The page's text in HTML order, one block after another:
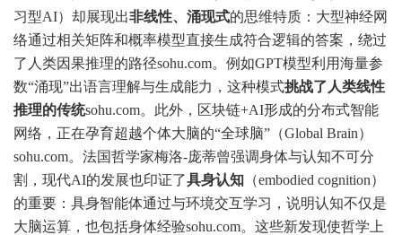
习型AI）却展现出非线性、涌现式的思维特质：大型神经网
络通过相关矩阵和概率模型直接生成符合逻辑的答案，绕过
了人类因果推理的路径sohu.com。例如GPT模型利用海量参
数“涌现”出语言理解与生成能力，这种模式挑战了人类线性
推理的传统sohu.com。此外，区块链+AI形成的分布式智能
网络，正在孕育超越个体大脑的“全球脑”（Global Brain）
sohu.com。法国哲学家梅洛-庞蒂曾强调身体与认知不可分
割，现代AI的发展也印证了具身认知 （embodied cognition）
的重要：具身智能体通过与环境交互学习，说明认知不仅是
大脑运算，也包括身体经验sohu.com。这些新发现使哲学上